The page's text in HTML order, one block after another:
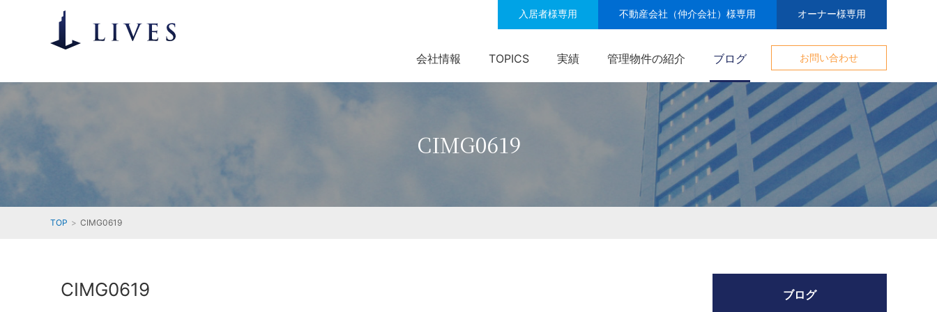
入居者様専用 不動産会社（仲介会社）様専用 オーナー様専用
会社情報 TOPICS 実績 管理物件の紹介 ブログ お問い合わせ
CIMG0619
TOP CIMG0619
CIMG0619 ブログ